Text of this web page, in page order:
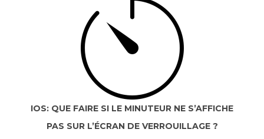
IOS: QUE FAIRE SI LE MINUTEUR NE S’AFFICHE
PAS SUR L’ÉCRAN DE VERROUILLAGE ?